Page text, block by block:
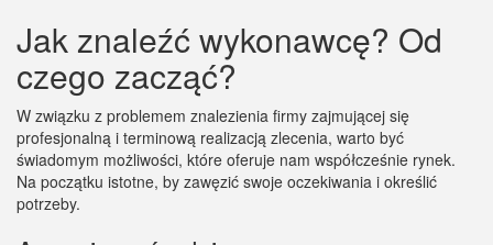
Jak znaleźć wykonawcę? Od
czego zacząć?
W związku z problemem znalezienia firmy zajmującej się
profesjonalną i terminową realizacją zlecenia, warto być
świadomym możliwości, które oferuje nam współcześnie rynek.
Na początku istotne, by zawęzić swoje oczekiwania i określić
potrzeby.